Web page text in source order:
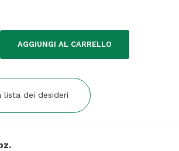
AGGIUNGI AL CARRELLO
lista dei desideri